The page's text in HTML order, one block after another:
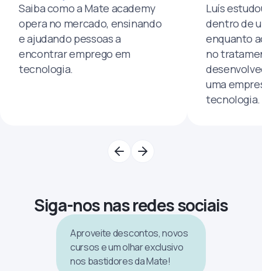
Saiba como a Mate academy
opera no mercado, ensinando
e ajudando pessoas a
encontrar emprego em
tecnologia.
Luís
dentro de
enquanto
no
uma
tecnologia.
Siga-nos nas redes sociais
Aproveite descontos, novos
cursos e um olhar exclusivo
nos bastidores da Mate!